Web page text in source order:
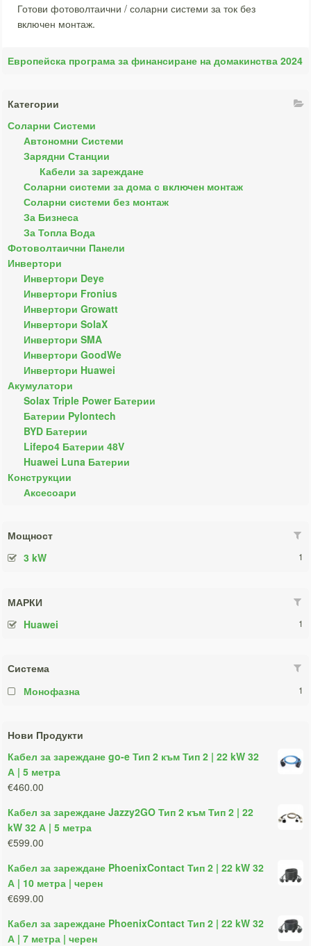
Готови фотоволтаични / соларни системи за ток без
включен монтаж.
Европейска програма за финансиране на домакинства 2024
Категории
Соларни Системи
Автономни Системи
Зарядни Станции
Кабели за зареждане
Соларни системи за дома с включен монтаж
Соларни системи без монтаж
За Бизнеса
За Топла Вода
Фотоволтаични Панели
Инвертори
Инвертори Deye
Инвертори Fronius
Инвертори Growatt
Инвертори SolaX
Инвертори SMA
Инвертори GoodWe
Инвертори Huawei
Акумулатори
Solax Triple Power Батерии
Батерии Pylontech
BYD Батерии
Lifepo4 Батерии 48V
Huawei Luna Батерии
Конструкции
Аксесоари
Мощност
3 kW
1
МАРКИ
Huawei
1
Система
Монофазна
1
Нови Продукти
Кабел за зареждане go-e Тип 2 към Тип 2 | 22 kW 32
А | 5 метра
€460.00
Кабел за зареждане Jazzy2GO Тип 2 към Тип 2 | 22
kW 32 А | 5 метра
€599.00
Кабел за зареждане PhoenixContact Тип 2 | 22 kW 32
А | 10 метра | черен
€699.00
Кабел за зареждане PhoenixContact Тип 2 | 22 kW 32
А | 7 метра | черен